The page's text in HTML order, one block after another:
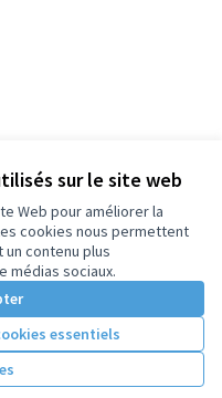
sur le site web
Web pour améliorer la
cookies nous permettent
contenu plus
médias sociaux.
essentiels